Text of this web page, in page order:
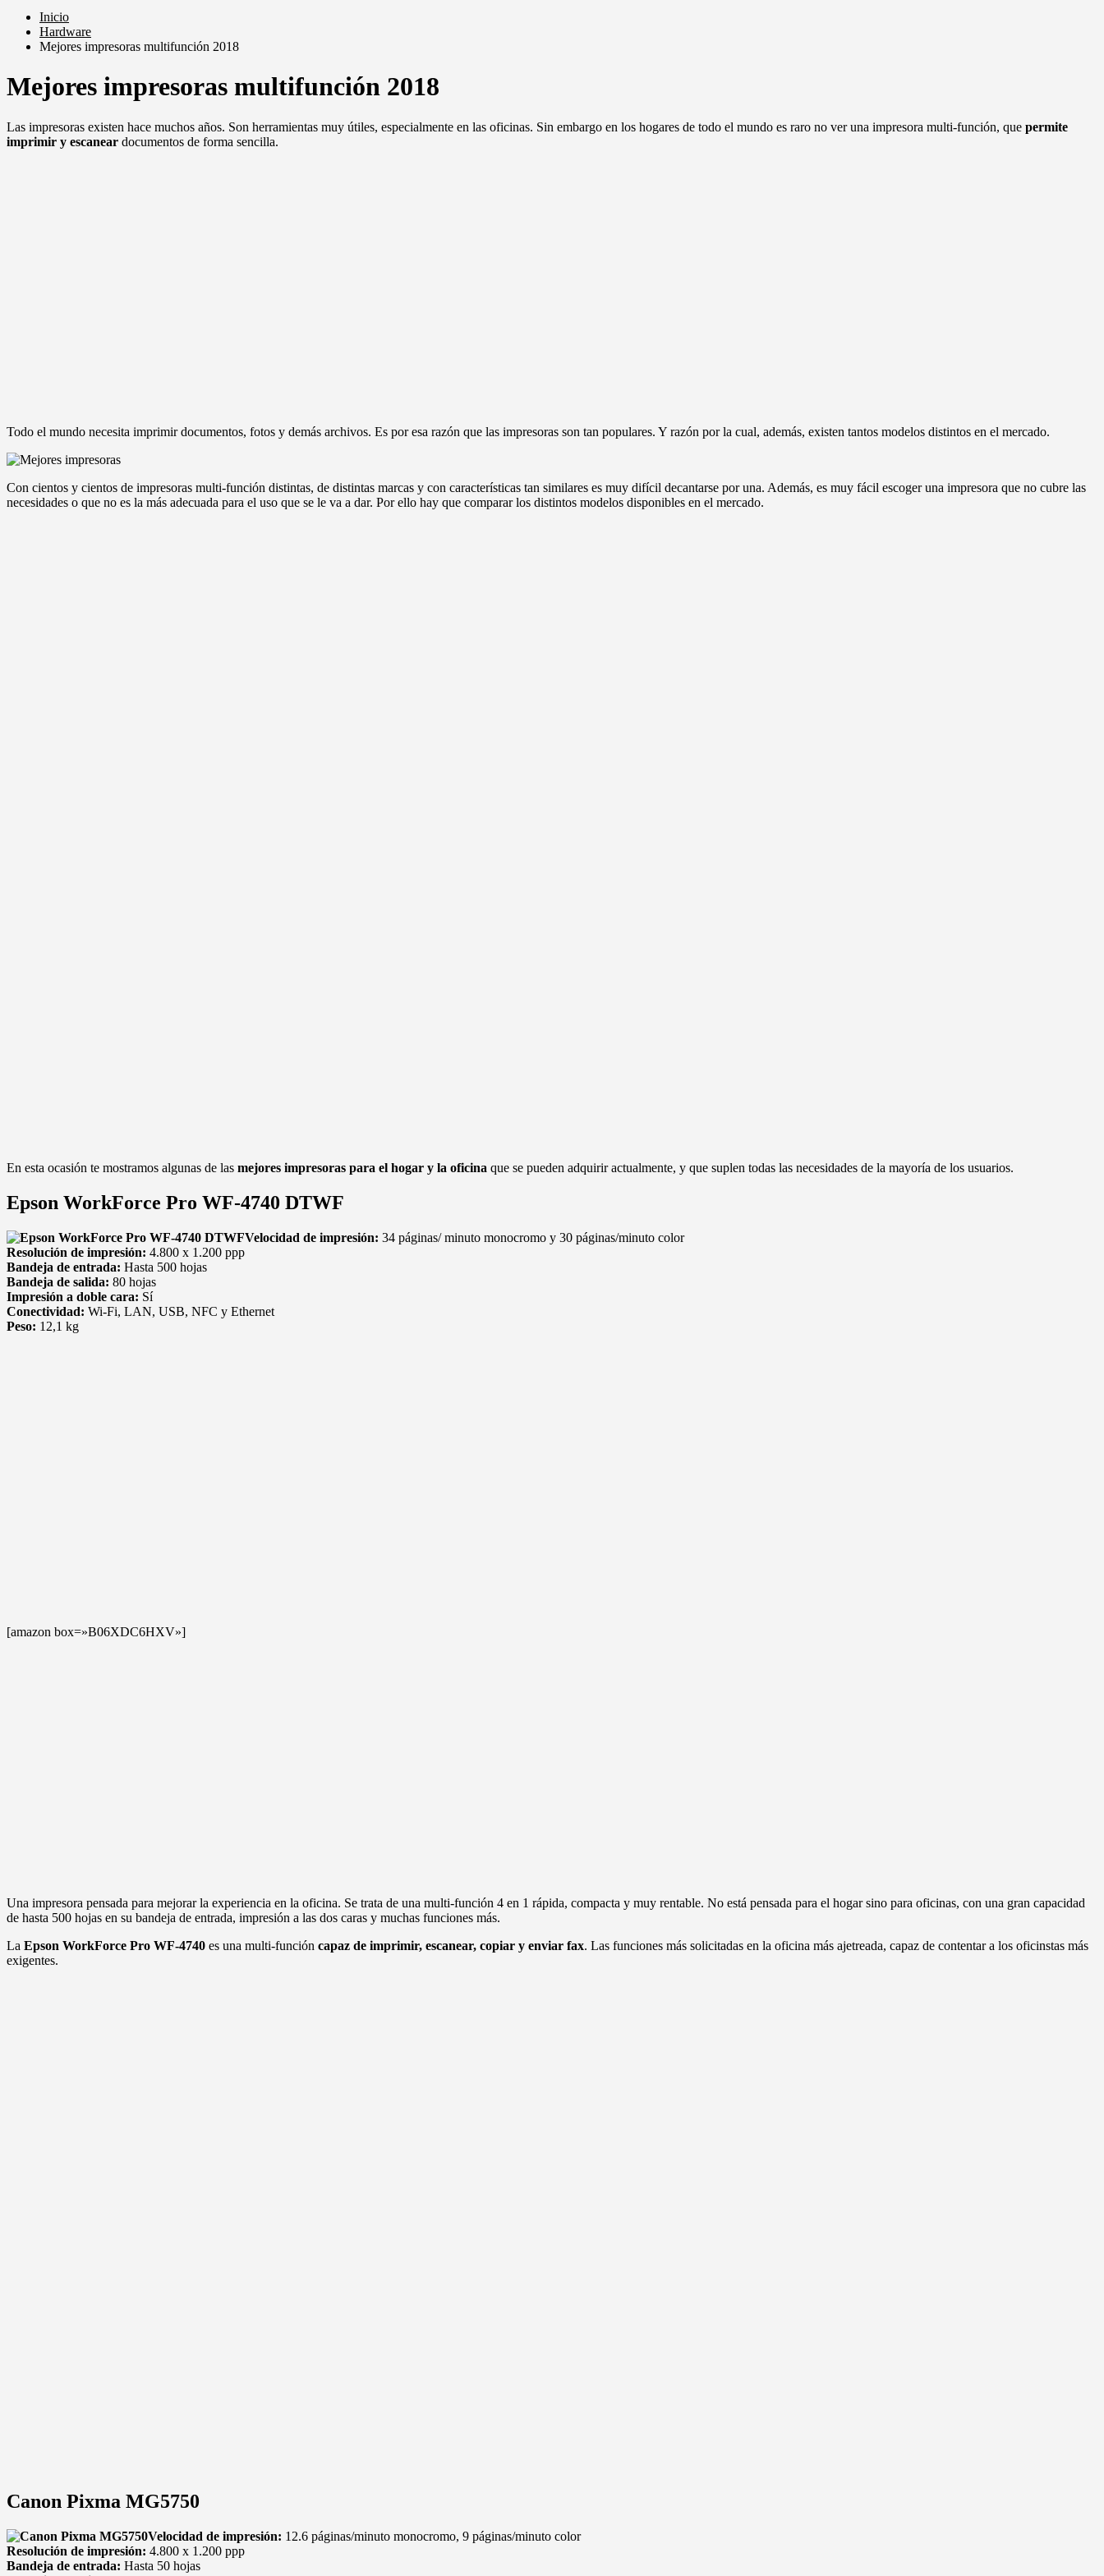
Inicio
Hardware
Mejores impresoras multifunción 2018
Mejores impresoras multifunción 2018
Las impresoras existen hace muchos años. Son herramientas muy útiles, especialmente en las oficinas. Sin embargo en los hogares de todo el mundo es raro no ver una impresora multi-función, que permite
imprimir y escanear documentos de forma sencilla.
Todo el mundo necesita imprimir documentos, fotos y demás archivos. Es por esa razón que las impresoras son tan populares. Y razón por la cual, además, existen tantos modelos distintos en el mercado.
Con cientos y cientos de impresoras multi-función distintas, de distintas marcas y con características tan similares es muy difícil decantarse por una. Además, es muy fácil escoger una impresora que no cubre las
necesidades o que no es la más adecuada para el uso que se le va a dar. Por ello hay que comparar los distintos modelos disponibles en el mercado.
En esta ocasión te mostramos algunas de las mejores impresoras para el hogar y la oficina que se pueden adquirir actualmente, y que suplen todas las necesidades de la mayoría de los usuarios.
Epson WorkForce Pro WF-4740 DTWF
Velocidad de impresión: 34 páginas/ minuto monocromo y 30 páginas/minuto color
Resolución de impresión: 4.800 x 1.200 ppp
Bandeja de entrada: Hasta 500 hojas
Bandeja de salida: 80 hojas
Impresión a doble cara: Sí
Conectividad: Wi-Fi, LAN, USB, NFC y Ethernet
Peso: 12,1 kg
[amazon box=»B06XDC6HXV»]
Una impresora pensada para mejorar la experiencia en la oficina. Se trata de una multi-función 4 en 1 rápida, compacta y muy rentable. No está pensada para el hogar sino para oficinas, con una gran capacidad
de hasta 500 hojas en su bandeja de entrada, impresión a las dos caras y muchas funciones más.
La Epson WorkForce Pro WF-4740 es una multi-función capaz de imprimir, escanear, copiar y enviar fax. Las funciones más solicitadas en la oficina más ajetreada, capaz de contentar a los oficinstas más
exigentes.
Canon Pixma MG5750
Velocidad de impresión: 12.6 páginas/minuto monocromo, 9 páginas/minuto color
Resolución de impresión: 4.800 x 1.200 ppp
Bandeja de entrada: Hasta 50 hojas